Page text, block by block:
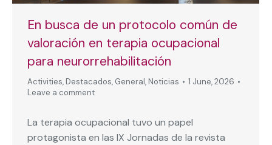
En busca de un protocolo común de
valoración en terapia ocupacional
para neurorrehabilitación
Activities, Destacados, General, Noticias
1 June, 2026
Leave a comment
La terapia ocupacional tuvo un papel
protagonista en las IX Jornadas de la revista